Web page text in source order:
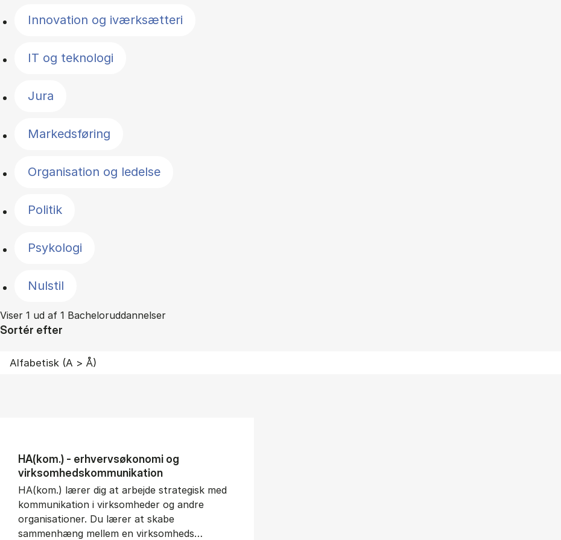
Innovation og iværksætteri
IT og teknologi
Jura
Markedsføring
Organisation og ledelse
Politik
Psykologi
Nulstil
Viser 1 ud af 1 Bacheloruddannelser
Sortér efter
HA(kom.) - erhvervs­økonomi og
virksomheds­kommunikation
HA(kom.) lærer dig at arbejde strategisk med
kommunikation i virksomheder og andre
organisationer. Du lærer at skabe
sammenhæng mellem en virksomheds…